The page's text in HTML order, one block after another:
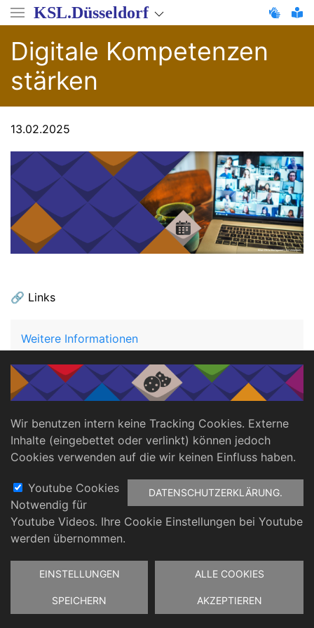
Direkt
zum
Inhalt
KSL.Düsseldorf
Digitale Kompetenzen
stärken
13.02.2025
🔗 Links
Weitere Informationen
Footer Datenschutz
Impressum
Wir benutzen intern keine Tracking Cookies. Externe
Inhalte (eingebettet oder verlinkt) können jedoch
Cookies verwenden auf die wir keinen Einfluss haben.
DATENSCHUTZERKLÄRUNG.
Youtube Cookies
Notwendig für
Youtube Videos. Ihre Cookie Einstellungen bei Youtube
werden übernommen.
EINSTELLUNGEN
SPEICHERN
ALLE COOKIES
AKZEPTIEREN
Zustimmung
zurückziehen